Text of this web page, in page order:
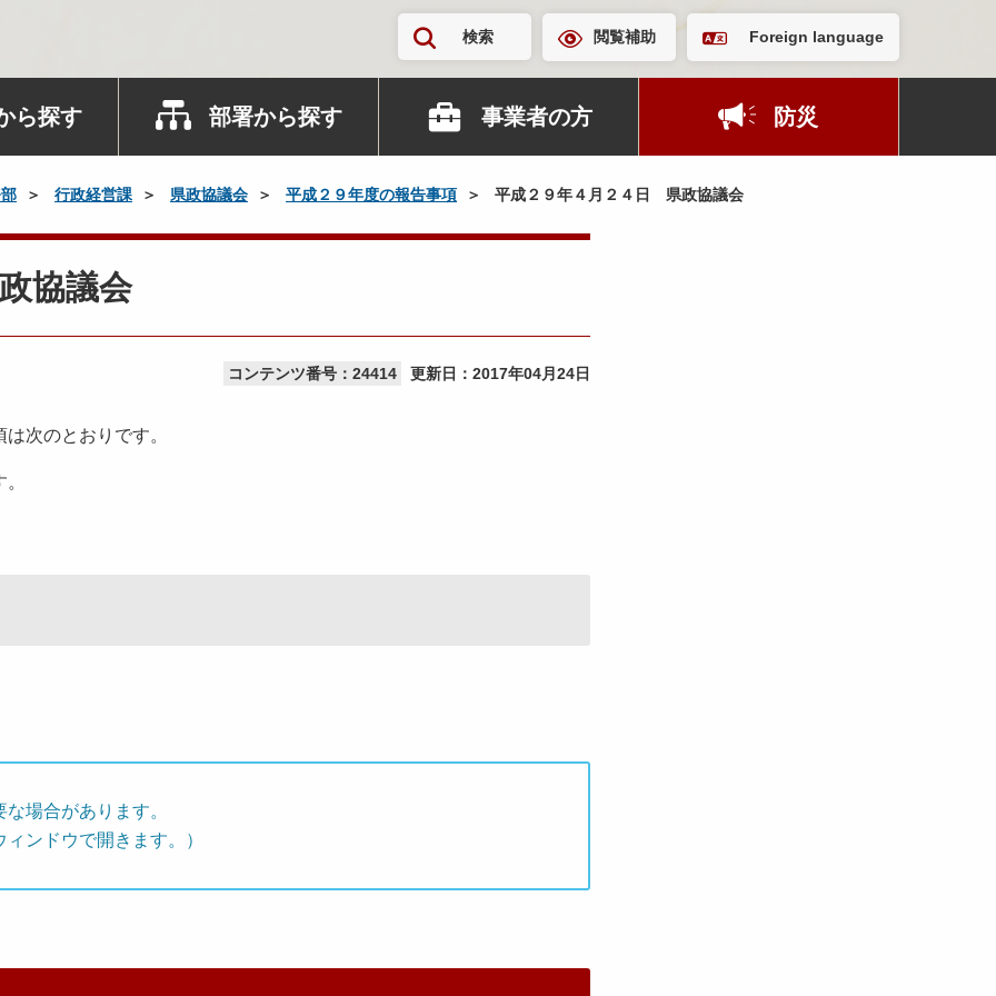
検索 閲覧補助 Foreign language
ら探す 部署から探す 事業者の方 防災
行政経営課 県政協議会 平成２９年度の報告事項 平成２９年４月２４日 県政協議会
協議会
コンテンツ番号：24414 更新日： 2017年04月24日
次のとおりです。
場合があります。
ィンドウで開きます。）